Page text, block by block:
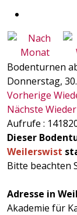
Bodenturnen
Donnerstag,
Vorherige
Nächste
Aufrufe :
Dieser
Weilerswist
Bitte beachten
Adresse in
Akademie für